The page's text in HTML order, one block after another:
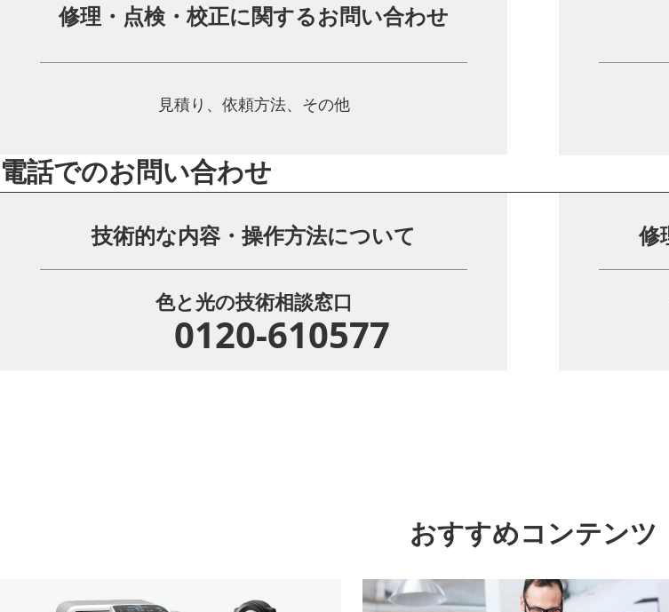
修理・点検・校正に関するお問い合わせ
見積り、依頼方法、その他
電話でのお問い合わせ
技術的な内容・操作方法について
色と光の技術相談窓口
0120-610577
修
おすすめコンテンツ